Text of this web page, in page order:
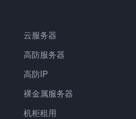
云服务器
高防服务器
高防IP
裸金属服务器
机柜租用